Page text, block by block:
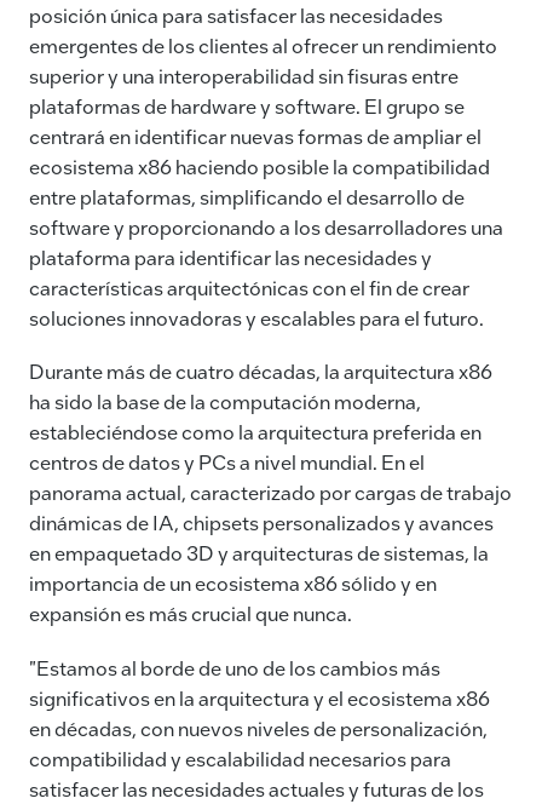
posición única para satisfacer las necesidades
emergentes de los clientes al ofrecer un rendimiento
superior y una interoperabilidad sin fisuras entre
plataformas de hardware y software. El grupo se
centrará en identificar nuevas formas de ampliar el
ecosistema x86 haciendo posible la compatibilidad
entre plataformas, simplificando el desarrollo de
software y proporcionando a los desarrolladores una
plataforma para identificar las necesidades y
características arquitectónicas con el fin de crear
soluciones innovadoras y escalables para el futuro.
Durante más de cuatro décadas, la arquitectura x86
ha sido la base de la computación moderna,
estableciéndose como la arquitectura preferida en
centros de datos y PCs a nivel mundial. En el
panorama actual, caracterizado por cargas de trabajo
dinámicas de IA, chipsets personalizados y avances
en empaquetado 3D y arquitecturas de sistemas, la
importancia de un ecosistema x86 sólido y en
expansión es más crucial que nunca.
"Estamos al borde de uno de los cambios más
significativos en la arquitectura y el ecosistema x86
en décadas, con nuevos niveles de personalización,
compatibilidad y escalabilidad necesarios para
satisfacer las necesidades actuales y futuras de los